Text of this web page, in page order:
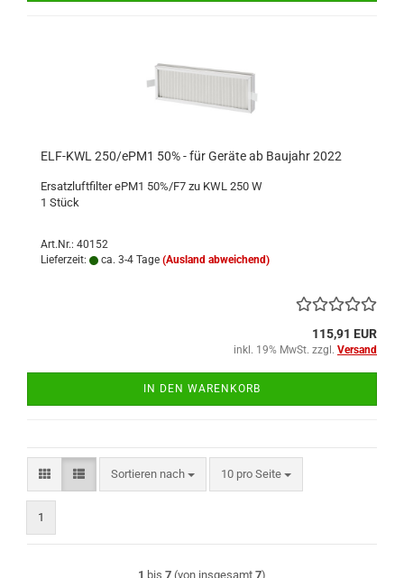
ELF-KWL 250/ePM1 50% - für Geräte ab Baujahr 2022
Ersatzluftfilter ePM1 50%/F7 zu KWL 250 W
1 Stück
Art.Nr.: 40152
Lieferzeit:
ca. 3-4 Tage (Ausland abweichend)
115,91 EUR
inkl. 19% MwSt. zzgl. Versand
IN DEN WARENKORB
Sortieren nach
Sortieren nach 10 pro Seite
pro Seite
1
1 bis 7 (von insgesamt 7)